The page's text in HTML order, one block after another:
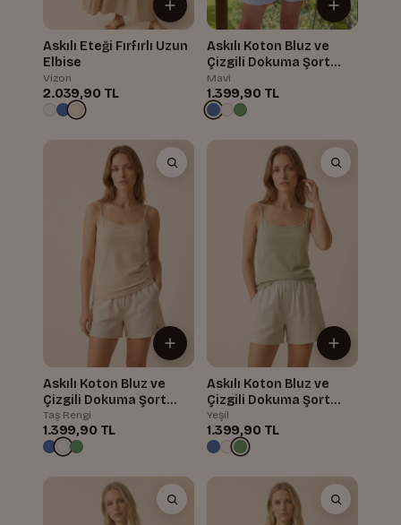
Askılı Eteği Fırfırlı Uzun
Elbise
Vizon
2.039,90 TL
Askılı Koton Bluz ve
Çizgili Dokuma Şort
Takım
Mavi
1.399,90 TL
Askılı Koton Bluz ve
Çizgili Dokuma Şort
Takım
Taş Rengi
1.399,90 TL
Askılı Koton Bluz ve
Çizgili Dokuma Şort
Takım
Yeşil
1.399,90 TL